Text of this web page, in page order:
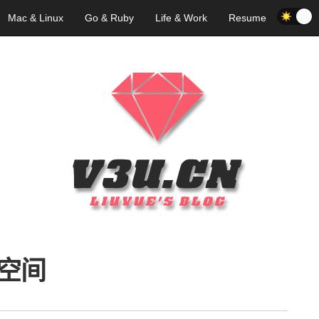
Mac & Linux Go & Ruby Life & Work Resume
间